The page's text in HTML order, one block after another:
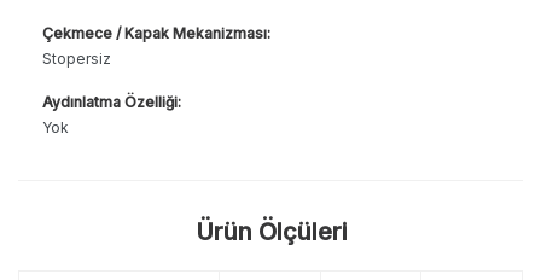
Çekmece / Kapak Mekanizması:
Stopersiz
Aydınlatma Özelliği:
Yok
Ürün Ölçüleri